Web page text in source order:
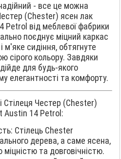
- все це можна
(Chester) ясен лак
Petrol від меблевої фабрики
поєднує міцний каркас
м'яке сидіння, обтягнуте
сірого кольору. Завдяки
для будь-якого
елегантності та комфорту.
Стілеця Честер (Chester)
Austin 14 Petrol:
Стілець Chester
дерева, а саме ясена,
та довговічністю.